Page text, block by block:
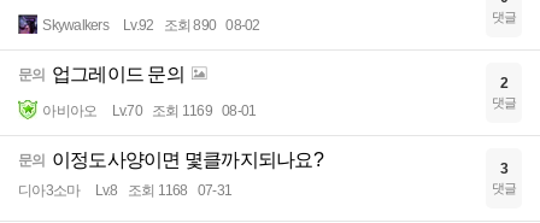
Skywalkers Lv.92 조회 890 08-02 댓글
문의 업그레이드 문의
아비아오 Lv.70 조회 1169 08-01
2
댓글
문의 이정도사양이면 몇클까지되나요?
디아3소마 Lv.8 조회 1168 07-31
3
댓글